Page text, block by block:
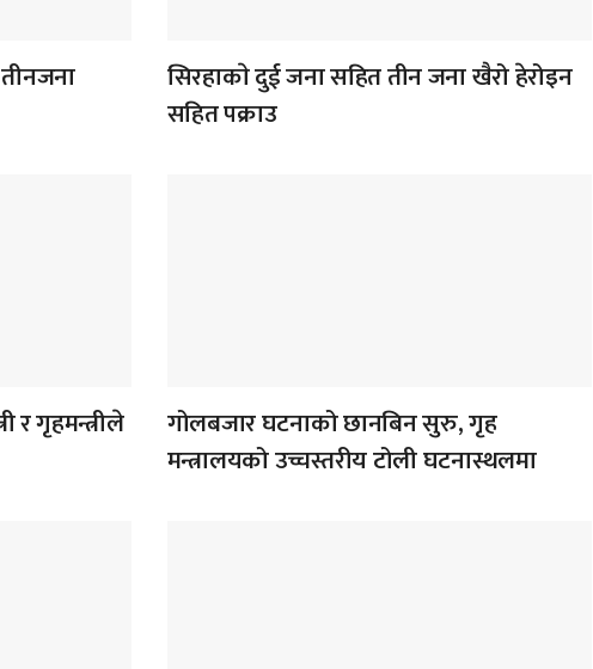
सिरहाकाे दुई जना सहित तीन जना खैरो हेरोइन
सहित पक्राउ
र गृहमन्त्रीले
गोलबजार घटनाको छानबिन सुरु, गृह
मन्त्रालयको उच्चस्तरीय टोली घटनास्थलमा